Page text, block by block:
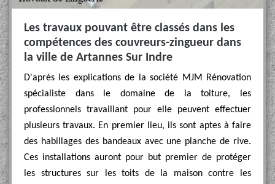
Les travaux pouvant être classés dans les
compétences des couvreurs-zingueur dans
la ville de Artannes Sur Indre
D'après les explications de la société MJM Rénovation
spécialiste dans le domaine de la toiture, les
professionnels travaillant pour elle peuvent effectuer
plusieurs travaux. En premier lieu, ils sont aptes à faire
des habillages des bandeaux avec une planche de rive.
Ces installations auront pour but premier de protéger
les structures sur les toits de la maison contre les